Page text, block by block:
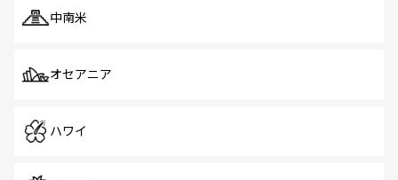
中南米
オセアニア
ハワイ